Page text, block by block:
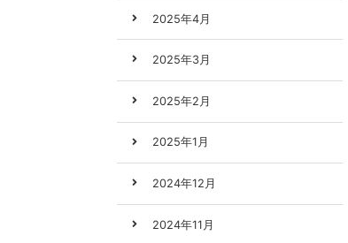
2025年4月
2025年3月
2025年2月
2025年1月
2024年12月
2024年11月